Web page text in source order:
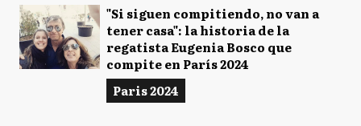
"Si siguen compitiendo, no van a
tener casa": la historia de la
regatista Eugenia Bosco que
compite en París 2024
Paris 2024